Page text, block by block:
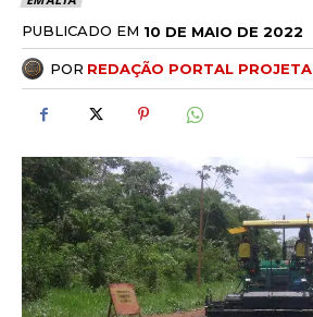
PUBLICADO EM 10 DE MAIO DE 2022
POR REDAÇÃO PORTAL PROJETA